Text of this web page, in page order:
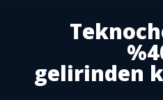
gelirinden